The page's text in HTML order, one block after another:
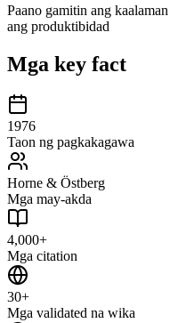
Paano gamitin ang
ang produktibidad
Mga key fact
1976
Taon ng pagkakagawa
Horne & Östberg
Mga may-akda
4,000+
Mga citation
30+
Mga validated na wika